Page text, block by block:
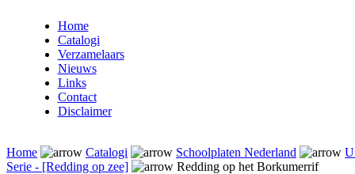
Home
Catalogi
Verzamelaars
Nieuws
Links
Contact
Disclaimer
Home Catalogi Schoolplaten Nederland
Serie - [Redding op zee]
Redding op het Borkumerrif